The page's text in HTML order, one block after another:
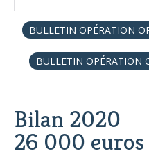
BULLETIN OPÉRATION
BULLETIN OPÉRATION
Bilan 2020
26 000 euros